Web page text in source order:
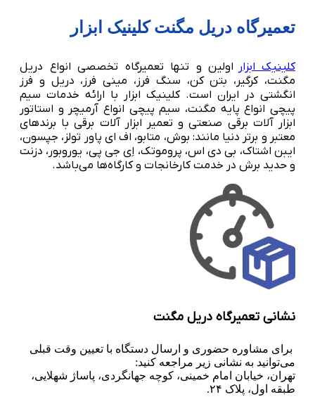
تعمیرگاه دریل مگنت کلینیک ابزار
کلینیک ابزار اولین و تنها تعمیرگاه تخصصی انواع دریل
مگنت، کرگیر، بتن کن، سنگ فرز، مینی فرز، دریل و فرز
انگشتی در ایران است. کلینیک ابزار با ارائه خدمات سیم
پیچی انواع پایه مگنت، سیم پیچی انواع آرمیچر و استاتور
ابزار آلات برقی صنعتی و تعمیر ابزار آلات برقی با برندهای
معتبر و برتر دنیا مانند: بوش، متابو، اف ای پاور تولز، جپسون،
ایبن اشتاک، بی دی اس، پروموتک، اِی جی پی، یوروبور، دزنت
و حدید برش در خدمت کارخانجات و کارگاه‌ها می‌باشد.
نشانی تعمیرگاه دریل مگنت
برای مشاوره حضوری و ارسال دستگاه با تعیین وقت قبلی
می‌توانید به نشانی زیر مراجعه کنید:
تهران، خیابان امام خمینی، کوچه جهانگردی، پاساژ شهلایی،
طبقه اول، پلاک ۲۴.